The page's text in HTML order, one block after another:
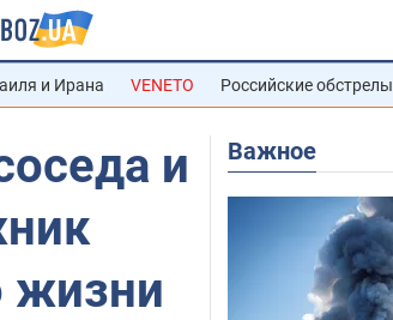
и Ирана VENETO Российские обстрелы
и
жизни
Важное